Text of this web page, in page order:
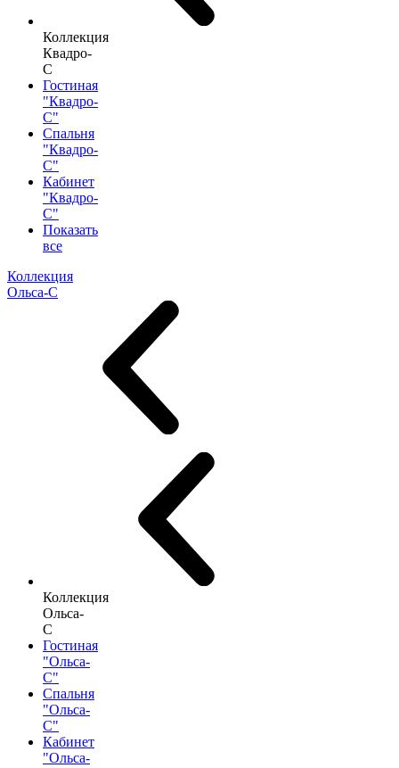
Коллекция
Квадро-
С
Гостиная
"Квадро-
С"
Спальня
"Квадро-
С"
Кабинет
"Квадро-
С"
Показать
все
Коллекция
Ольса-С
Коллекция
Ольса-
С
Гостиная
"Ольса-
С"
Спальня
"Ольса-
С"
Кабинет
"Ольса-